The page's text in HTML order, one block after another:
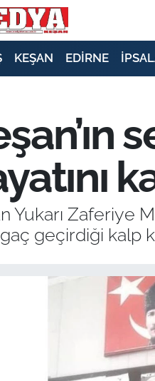
KEŞAN EDİRNE
Yukarı Zaferiye
geçirdiği kalp